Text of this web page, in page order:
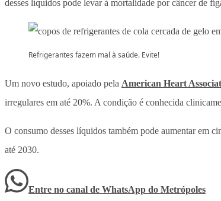
desses líquidos pode levar à mortalidade por câncer de
Refrigerantes fazem mal à saúde. Evite!
Um novo estudo, apoiado pela American Heart
irregulares em até 20%. A condição é conhecida
O consumo desses líquidos também pode aumentar em
até 2030.
Entre no canal de WhatsApp do Metrópoles